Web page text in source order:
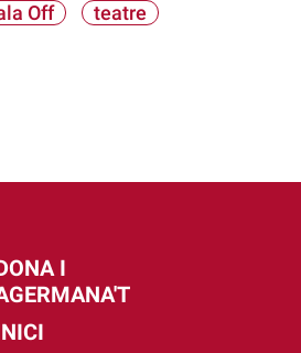
Off teatre
I